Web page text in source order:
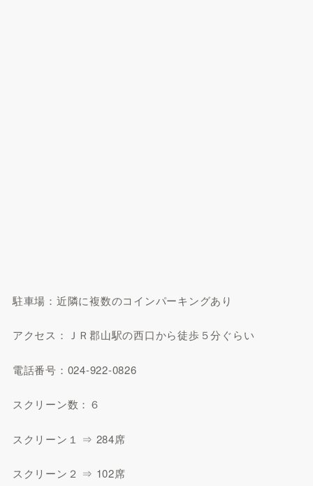
駐車場：近隣に複数のコインパーキングあり
アクセス：ＪＲ郡山駅の西口から徒歩５分ぐらい
電話番号：024-922-0826
スクリーン数：６
スクリーン１ ⇒ 284席
スクリーン２ ⇒ 102席